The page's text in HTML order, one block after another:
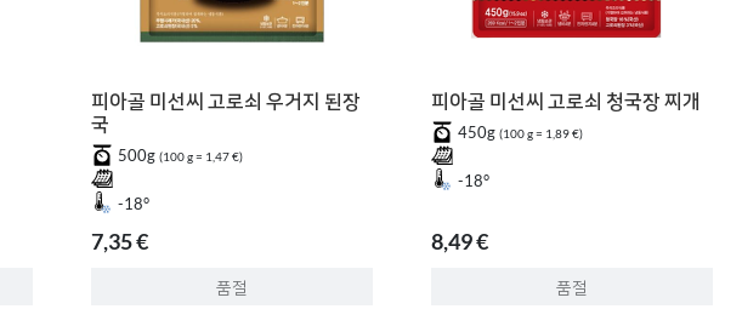
피아골 미선씨 고로쇠 우거지 된장
국
500g (100 g = 1,47 €)
-18°
7,35 €
품절
피아골 미선씨 고로쇠 청국장 찌개
450g (100 g = 1,89 €)
-18°
8,49 €
품절